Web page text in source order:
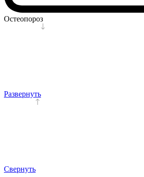
Остеопороз
Развернуть
Свернуть